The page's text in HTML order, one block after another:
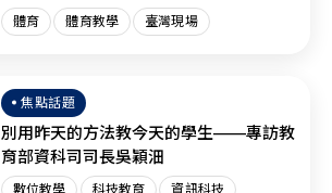
體育 體育教學 臺灣現場
焦點話題
別用昨天的方法教今天的學生——專訪教
育部資科司司長吳穎沺
數位教學 科技教育 資訊科技